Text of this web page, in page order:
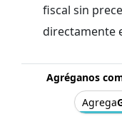
fiscal sin
directamente
Agréganos
Agrega